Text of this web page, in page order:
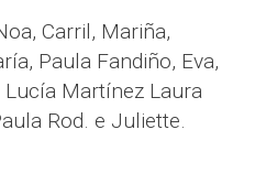
Carril, Mariña,
Paula Fandiño, Eva,
Lucía Martínez Laura
Rod. e Juliette.